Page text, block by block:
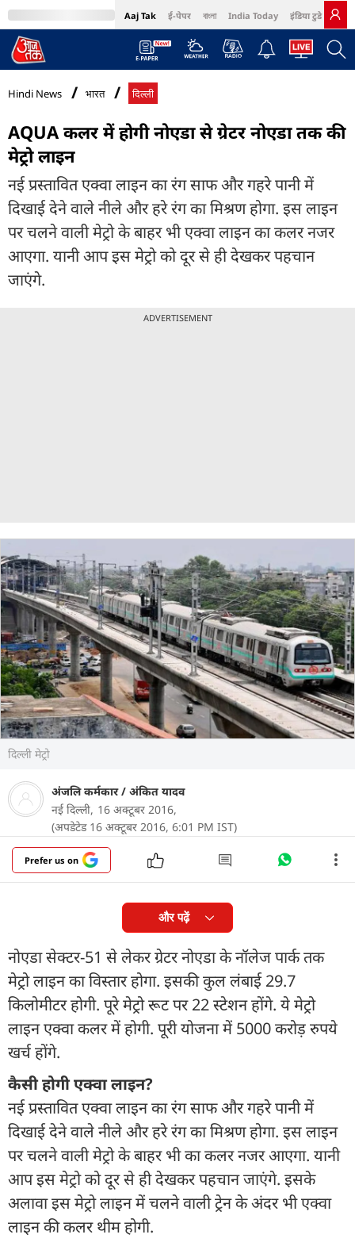
Aaj Tak ई-पेपर বাংলা India Today इंडिया टुडे हिंदी
MumbaiTak Cosmopolitan Harper's Bazaar Northeast
Hindi News भारत दिल्ली
AQUA कलर में होगी नोएडा से ग्रेटर नोएडा तक की
मेट्रो लाइन
नई प्रस्तावित एक्वा लाइन का रंग साफ और गहरे पानी में
दिखाई देने वाले नीले और हरे रंग का मिश्रण होगा. इस लाइन
पर चलने वाली मेट्रो के बाहर भी एक्वा लाइन का कलर नजर
आएगा. यानी आप इस मेट्रो को दूर से ही देखकर पहचान
जाएंगे.
ADVERTISEMENT
दिल्ली मेट्रो
अंजलि कर्मकार/ अंकित यादव
नई दिल्ली, 16 अक्टूबर 2016,
(अपडेटेड 16 अक्टूबर 2016, 6:01 PM IST)
Prefer us on
और पढ़ें
नोएडा सेक्टर-51 से लेकर ग्रेटर नोएडा के नॉलेज पार्क तक
मेट्रो लाइन का विस्तार होगा. इसकी कुल लंबाई 29.7
किलोमीटर होगी. पूरे मेट्रो रूट पर 22 स्टेशन होंगे. ये मेट्रो
लाइन एक्वा कलर में होगी. पूरी योजना में 5000 करोड़ रुपये
खर्च होंगे.
कैसी होगी एक्वा लाइन?
नई प्रस्तावित एक्वा लाइन का रंग साफ और गहरे पानी में
दिखाई देने वाले नीले और हरे रंग का मिश्रण होगा. इस लाइन
पर चलने वाली मेट्रो के बाहर भी का कलर नजर आएगा. यानी
आप इस मेट्रो को दूर से ही देखकर पहचान जाएंगे. इसके
अलावा इस मेट्रो लाइन में चलने वाली ट्रेन के अंदर भी एक्वा
लाइन की कलर थीम होगी.